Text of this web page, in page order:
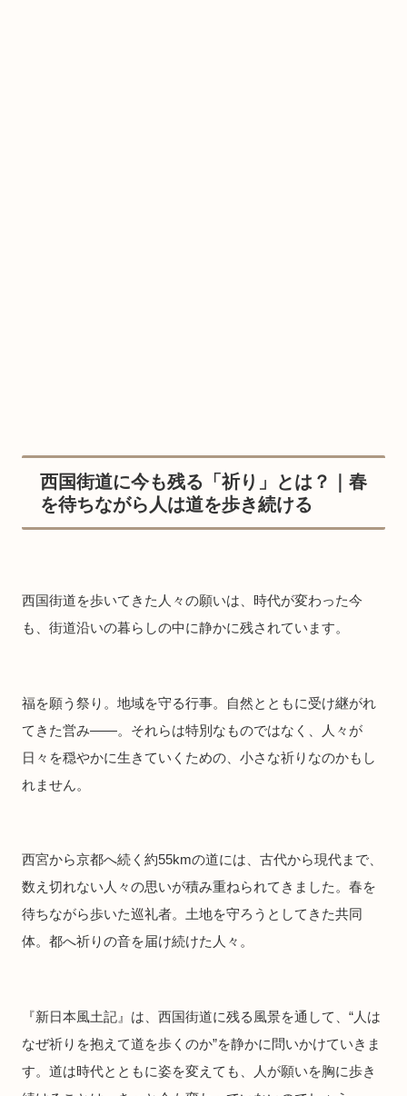
西国街道に今も残る「祈り」とは？｜春
を待ちながら人は道を歩き続ける
西国街道を歩いてきた人々の願いは、時代が変わった今
も、街道沿いの暮らしの中に静かに残されています。
福を願う祭り。地域を守る行事。自然とともに受け継がれ
てきた営み――。それらは特別なものではなく、人々が
日々を穏やかに生きていくための、小さな祈りなのかもし
れません。
西宮から京都へ続く約55kmの道には、古代から現代まで、
数え切れない人々の思いが積み重ねられてきました。春を
待ちながら歩いた巡礼者。土地を守ろうとしてきた共同
体。都へ祈りの音を届け続けた人々。
『新日本風土記』は、西国街道に残る風景を通して、“人は
なぜ祈りを抱えて道を歩くのか”を静かに問いかけていきま
す。道は時代とともに姿を変えても、人が願いを胸に歩き